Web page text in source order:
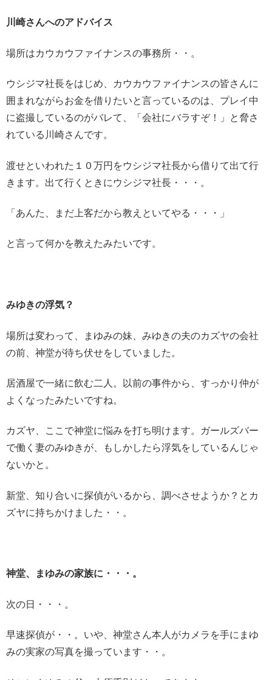
川崎さんへのアドバイス
場所はカウカウファイナンスの事務所・・。
ウシジマ社長をはじめ、カウカウファイナンスの皆さんに
囲まれながらお金を借りたいと言っているのは、プレイ中
に盗撮しているのがバレて、「会社にバラすぞ！」と脅さ
れている川崎さんです。
渡せといわれた１０万円をウシジマ社長から借りて出て行
きます。出て行くときにウシジマ社長・・・。
「あんた、まだ上客だから教えといてやる・・・」
と言って何かを教えたみたいです。
みゆきの浮気？
場所は変わって、まゆみの妹、みゆきの夫のカズヤの会社
の前、神堂が待ち伏せをしていました。
居酒屋で一緒に飲む二人。以前の事件から、すっかり仲が
よくなったみたいですね。
カズヤ、ここで神堂に悩みを打ち明けます。ガールズバー
で働く妻のみゆきが、もしかしたら浮気をしているんじゃ
ないかと。
新堂、知り合いに探偵がいるから、調べさせようか？とカ
ズヤに持ちかけました・・。
神堂、まゆみの家族に・・・。
次の日・・・。
早速探偵が・・。いや、神堂さん本人がカメラを手にまゆ
みの実家の写真を撮っています・・。